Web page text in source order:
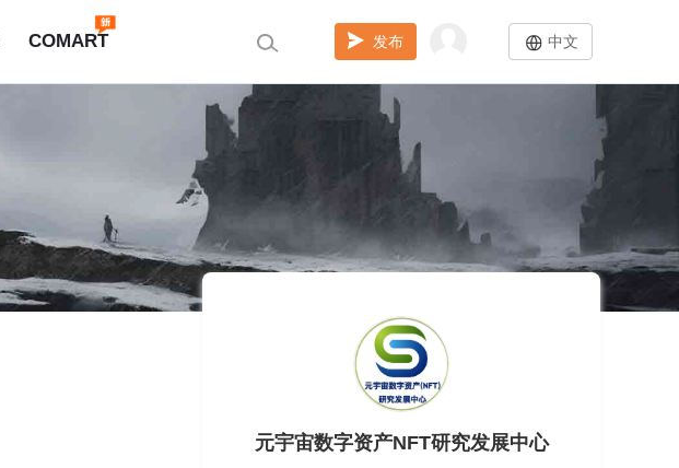
COMART 发布 中文
元宇宙数字资产NFT研究发展中心